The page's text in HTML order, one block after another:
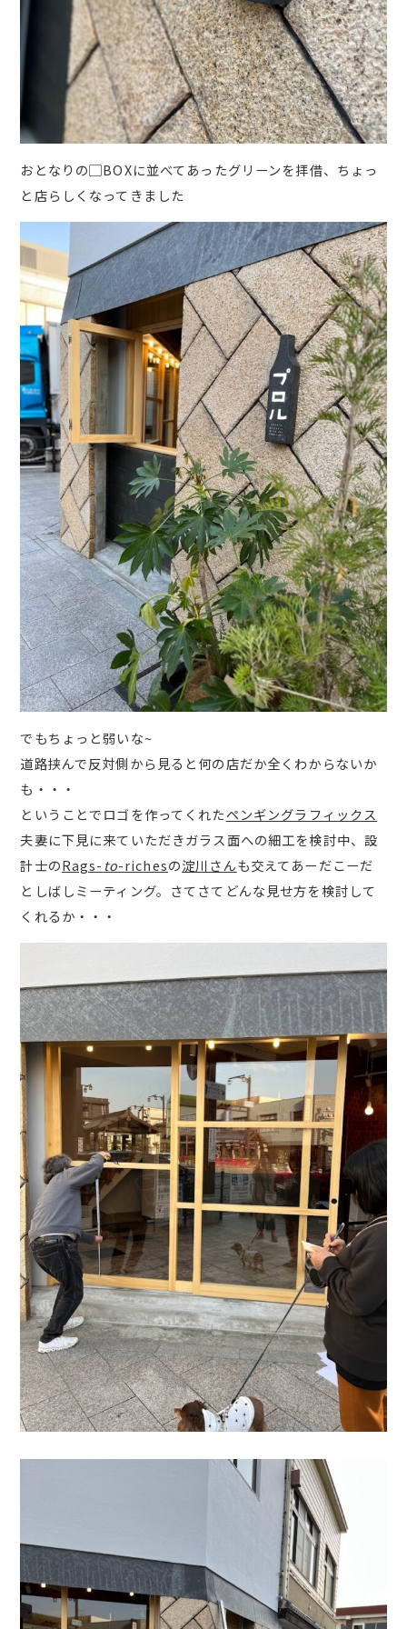
おとなりの▢BOXに並べてあったグリーンを拝借、ちょっ
と店らしくなってきました
でもちょっと弱いな~
道路挟んで反対側から見ると何の店だか全くわからないか
も・・・
ということでロゴを作ってくれたペンギングラフィックス
夫妻に下見に来ていただきガラス面への細工を検討中、設
計士のRags- to-richesの淀川さんも交えてあーだこーだ
としばしミーティング。さてさてどんな見せ方を検討して
くれるか・・・